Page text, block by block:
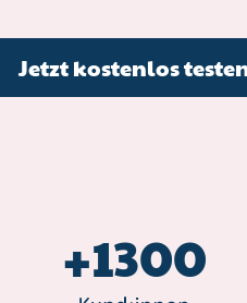
Jetzt kostenlos
+1300